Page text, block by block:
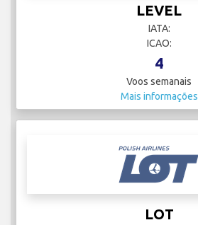
LEVEL
IATA:
ICAO:
4
Voos semanais
Mais informações
LOT